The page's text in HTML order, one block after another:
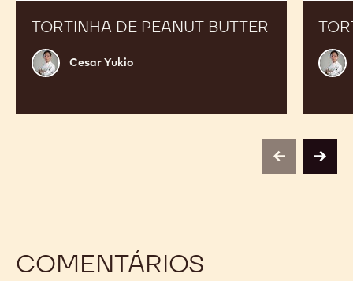
TORTINHA DE PEANUT BUTTER
Cesar
Yukio
Cesar Yukio
Yukio
previousnext
COMENTÁRIOS